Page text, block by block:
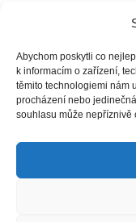
Abychom poskytli co
k informacím o zařízení,
těmito technologiemi nám
procházení nebo
souhlasu může nepříznivě
Jsme na sociálních
Facebook